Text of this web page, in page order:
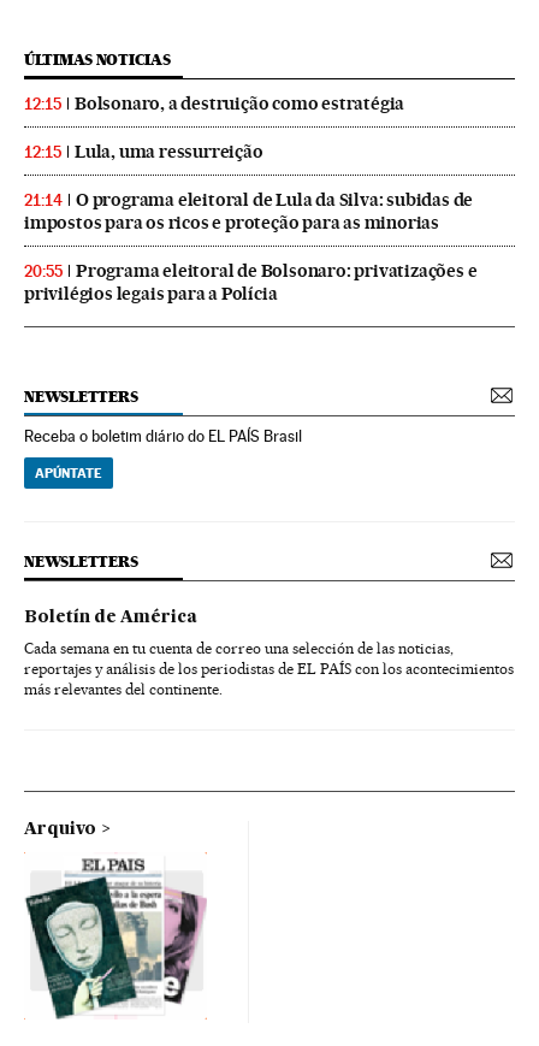
ÚLTIMAS NOTICIAS
12:15 Bolsonaro, a destruição como estratégia
12:15 Lula, uma ressurreição
21:14
O programa eleitoral de Lula da Silva: subidas de
impostos para os ricos e proteção para as minorias
20:55
Programa eleitoral de Bolsonaro: privatizações e
privilégios legais para a Polícia
NEWSLETTERS
Receba o boletim diário do EL PAÍS Brasil
APÚNTATE
NEWSLETTERS
Boletín de América
Cada semana en tu cuenta de correo una selección de las noticias,
reportajes y análisis de los periodistas de EL PAÍS con los acontecimientos
más relevantes del continente.
Arquivo